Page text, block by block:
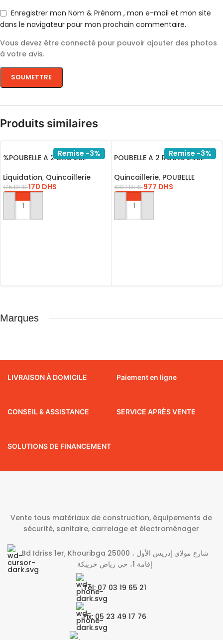
Enregistrer mon Nom & Prénom , mon e-mail et mon site
dans le navigateur pour mon prochain commentaire.
Vous devez être connecté pour pouvoir ajouter des photos
à votre avis.
Produits similaires
Remise -3%
%POUBELLE A 2 BAC 20L
Liquidation, Quincaillerie
175DHS170 DHS
AJOUTER AU PANIER
Remise -3%
POUBELLE A 2 ROUES 240L
Quincaillerie, POUBELLE
1007DHS 977 DHS
AJOUTER AU PANIER
Marques
LIVRAISON À DOMICILE Paiement en ligne
CONSEIL & ASSISTANCE SERVICE APRÈS VENTE
SOLUTIONS DE FINANCEMENT
Vente tous matériaux de construction, équipements de
sécurité, sanitaire, carrelage et électroménager
Bd Idriss 1er, Khouribga 25000 شارع مولاي إدريس الأول ،
إقامة 1، حي رياض خريبكة
Tél: 07 03 19 65 21
Fix: 05 23 49 17 76